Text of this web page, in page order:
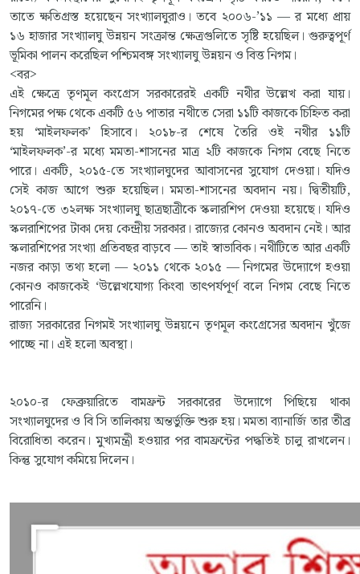
তাতে ক্ষতিগ্রস্ত হয়েছেন সংখ্যালঘুরাও। তবে ২০০৬-’১১ — র মধ্যে প্রায়
১৬ হাজার সংখ্যালঘু উন্নয়ন সংক্রান্ত ক্ষেত্রগুলিতে সৃষ্টি হয়েছিল। গুরুত্বপূর্ণ
ভূমিকা পালন করেছিল পশ্চিমবঙ্গ সংখ্যালঘু উন্নয়ন ও বিত্ত নিগম।
<বর>
এই ক্ষেত্রে তৃণমূল কংগ্রেস সরকারেরই একটি নথীর উল্লেখ করা যায়।
নিগমের পক্ষ থেকে একটি ৫৬ পাতার নথীতে সেরা ১১টি কাজকে চিহ্নিত করা
হয় ‘মাইলফলক’ হিসাবে। ২০১৮-র শেষে তৈরি ওই নথীর ১১টি
‘মাইলফলক’-র মধ্যে মমতা-শাসনের মাত্র ২টি কাজকে নিগম বেছে নিতে
পারে। একটি, ২০১৫-তে সংখ্যালঘুদের আবাসনের সুযোগ দেওয়া। যদিও
সেই কাজ আগে শুরু হয়েছিল। মমতা-শাসনের অবদান নয়। দ্বিতীয়টি,
২০১৭-তে ৩২লক্ষ সংখ্যালঘু ছাত্রছাত্রীকে স্কলারশিপ দেওয়া হয়েছে। যদিও
স্কলরাশিপের টাকা দেয় কেন্দ্রীয় সরকার। রাজ্যের কোনও অবদান নেই। আর
স্কলারশিপের সংখ্যা প্রতিবছর বাড়বে — তাই স্বাভাবিক। নথীটিতে আর একটি
নজর কাড়া তথ্য হলো — ২০১১ থেকে ২০১৫ — নিগমের উদ্যোগে হওয়া
কোনও কাজকেই ‘উল্লেখযোগ্য কিংবা তাৎপর্যপূর্ণ বলে নিগম বেছে নিতে
পারেনি।
রাজ্য সরকারের নিগমই সংখ্যালঘু উন্নয়নে তৃণমূল কংগ্রেসের অবদান খুঁজে
পাচ্ছে না। এই হলো অবস্থা।
২০১০-র ফেব্রুয়ারিতে বামফ্রন্ট সরকারের উদ্যোগে পিছিয়ে থাকা
সংখ্যালঘুদের ও বি সি তালিকায় অন্তর্ভুক্তি শুরু হয়। মমতা ব্যানার্জি তার তীব্র
বিরোধিতা করেন। মুখ্যমন্ত্রী হওয়ার পর বামফ্রন্টের পদ্ধতিই চালু রাখলেন।
কিন্তু সুযোগ কমিয়ে দিলেন।